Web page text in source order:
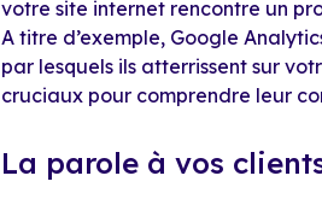
votre site internet rencontre un
A titre d’exemple, Google
par lesquels ils atterrissent sur
cruciaux pour comprendre leur
La parole à vos